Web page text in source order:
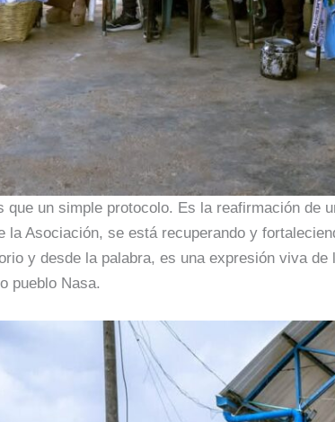
que un simple protocolo. Es la reafirmación de
la Asociación, se está recuperando y
y desde la palabra, es una expresión viva
pueblo Nasa.